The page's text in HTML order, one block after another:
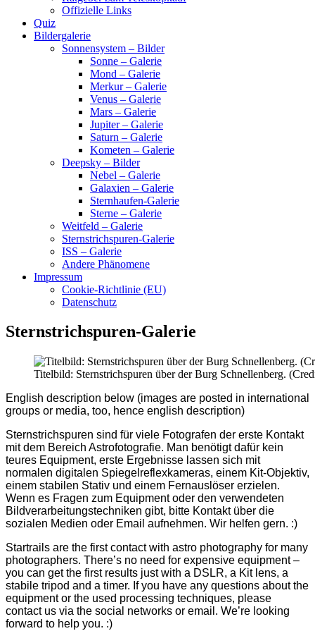
Offizielle Links
Quiz
Bildergalerie
Sonnensystem – Bilder
Sonne – Galerie
Mond – Galerie
Merkur – Galerie
Venus – Galerie
Mars – Galerie
Jupiter – Galerie
Saturn – Galerie
Kometen – Galerie
Deepsky – Bilder
Nebel – Galerie
Galaxien – Galerie
Sternhaufen-Galerie
Sterne – Galerie
Weitfeld – Galerie
Sternstrichspuren-Galerie
ISS – Galerie
Andere Phänomene
Impressum
Cookie-Richtlinie (EU)
Datenschutz
Sternstrichspuren-Galerie
Titelbild: Sternstrichspuren über der Burg Schnellenberg.
English description below (images are posted in international
groups or media, too, hence english description)
Sternstrichspuren sind für viele Fotografen der erste Kontakt
mit dem Bereich Astrofotografie. Man benötigt dafür kein
teures Equipment, erste Ergebnisse lassen sich mit
normalen digitalen Spiegelreflexkameras, einem Kit-Objektiv,
einem stabilen Stativ und einem Fernauslöser erzielen.
Wenn es Fragen zum Equipment oder den verwendeten
Bildverarbeitungstechniken gibt, bitte Kontakt über die
sozialen Medien oder Email aufnehmen. Wir helfen gern. :)
Startrails are the first contact with astro photography for many
photographers. There’s no need for expensive equipment –
you can get the first results just with a DSLR, a Kit lens, a
stabile tripod and a timer. If you have any questions about the
equipment or the used processing techniques, please
contact us via the social networks or email. We’re looking
forward to help you. :)